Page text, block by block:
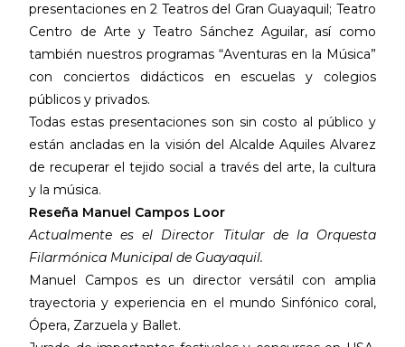
presentaciones en 2 Teatros del Gran Guayaquil; Teatro
Centro de Arte y Teatro Sánchez Aguilar, así como
también nuestros programas “Aventuras en la Música”
con conciertos didácticos en escuelas y colegios
públicos y privados.
Todas estas presentaciones son sin costo al público y
están ancladas en la visión del Alcalde Aquiles Alvarez
de recuperar el tejido social a través del arte, la cultura
y la música.
Reseña Manuel Campos Loor
Actualmente es el Director Titular de la Orquesta
Filarmónica Municipal de Guayaquil.
Manuel Campos es un director versátil con amplia
trayectoria y experiencia en el mundo Sinfónico coral,
Ópera, Zarzuela y Ballet.